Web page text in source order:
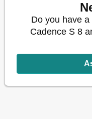
Do you have
Cadence S 8